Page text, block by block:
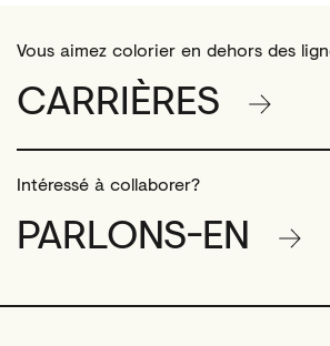
Vous aimez colorier en dehors des
CARRIÈRES
Intéressé à collaborer?
PARLONS-EN